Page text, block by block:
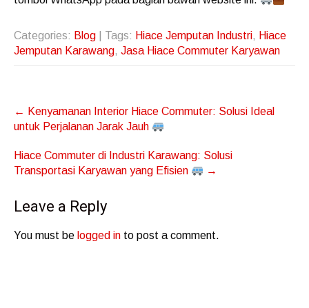
Categories: Blog | Tags: Hiace Jemputan Industri, Hiace
Jemputan Karawang, Jasa Hiace Commuter Karyawan
Post
navigation
← Kenyamanan Interior Hiace Commuter: Solusi Ideal
untuk Perjalanan Jarak Jauh
Hiace Commuter di Industri Karawang: Solusi
Transportasi Karyawan yang Efisien
→
Leave a Reply
You must be logged in to post a comment.